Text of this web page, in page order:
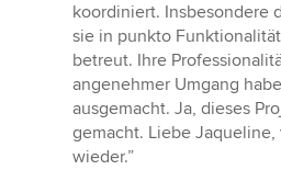
koordiniert. Insbesondere
sie in punkto
betreut. Ihre
angenehmer Umgang
ausgemacht. Ja, dieses
gemacht. Liebe
wieder.”